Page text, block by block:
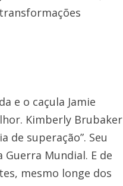
e o caçula Jamie
Kimberly Brubaker
de superação”. Seu
Mundial. E de
mesmo longe dos